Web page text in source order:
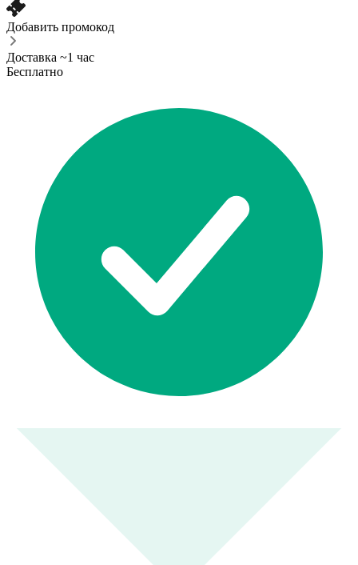
Добавить промокод
Доставка ~1 час
Бесплатно